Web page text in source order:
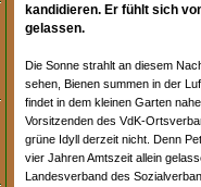
kandidieren. Er fühlt sich
gelassen.
Die Sonne strahlt an diesem
sehen, Bienen summen in der
findet in dem kleinen Garten
Vorsitzenden des VdK-
grüne Idyll derzeit nicht. Denn
vier Jahren Amtszeit allein
Landesverband des